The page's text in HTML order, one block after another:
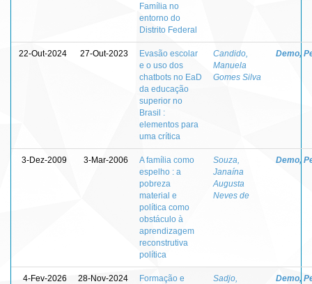
Família no
entorno do
Distrito Federal
22-Out-2024 27-Out-2023
Evasão escolar
e o uso dos
chatbots no EaD
da educação
superior no
Brasil :
elementos para
uma crítica
Candido,
Manuela
Gomes Silva
Demo,
3-Dez-2009 3-Mar-2006
A família como
espelho : a
pobreza
material e
política como
obstáculo à
aprendizagem
reconstrutiva
política
Souza,
Janaína
Augusta
Neves de
Demo,
4-Fev-2026 28-Nov-2024
Formação e
Sadjo,
Demo,